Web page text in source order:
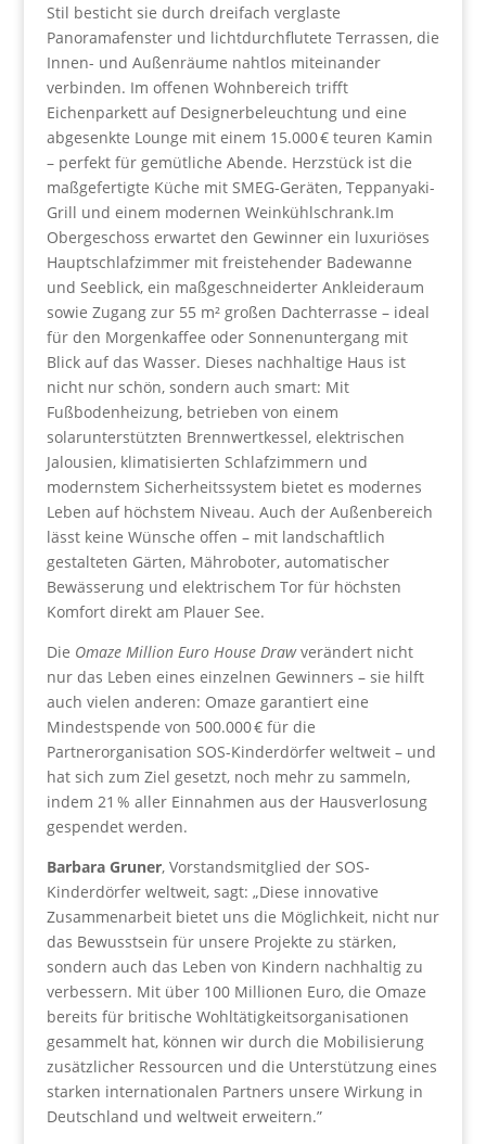
Stil besticht sie durch dreifach verglaste
Panoramafenster und lichtdurchflutete Terrassen, die
Innen- und Außenräume nahtlos miteinander
verbinden. Im offenen Wohnbereich trifft
Eichenparkett auf Designerbeleuchtung und eine
abgesenkte Lounge mit einem 15.000 € teuren Kamin
– perfekt für gemütliche Abende. Herzstück ist die
maßgefertigte Küche mit SMEG-Geräten, Teppanyaki-
Grill und einem modernen Weinkühlschrank.Im
Obergeschoss erwartet den Gewinner ein luxuriöses
Hauptschlafzimmer mit freistehender Badewanne
und Seeblick, ein maßgeschneiderter Ankleideraum
sowie Zugang zur 55 m² großen Dachterrasse – ideal
für den Morgenkaffee oder Sonnenuntergang mit
Blick auf das Wasser. Dieses nachhaltige Haus ist
nicht nur schön, sondern auch smart: Mit
Fußbodenheizung, betrieben von einem
solarunterstützten Brennwertkessel, elektrischen
Jalousien, klimatisierten Schlafzimmern und
modernstem Sicherheitssystem bietet es modernes
Leben auf höchstem Niveau. Auch der Außenbereich
lässt keine Wünsche offen – mit landschaftlich
gestalteten Gärten, Mähroboter, automatischer
Bewässerung und elektrischem Tor für höchsten
Komfort direkt am Plauer See.
Die Omaze Million Euro House Drawverändert nicht
nur das Leben eines einzelnen Gewinners – sie hilft
auch vielen anderen: Omaze garantiert eine
Mindestspende von 500.000 € für die
Partnerorganisation SOS-Kinderdörfer weltweit – und
hat sich zum Ziel gesetzt, noch mehr zu sammeln,
indem 21 % aller Einnahmen aus der Hausverlosung
gespendet werden.
Barbara Gruner, Vorstandsmitglied der SOS-
Kinderdörfer weltweit, sagt: „Diese innovative
Zusammenarbeit bietet uns die Möglichkeit, nicht nur
das Bewusstsein für unsere Projekte zu stärken,
sondern auch das Leben von Kindern nachhaltig zu
verbessern. Mit über 100 Millionen Euro, die Omaze
bereits für britische Wohltätigkeitsorganisationen
gesammelt hat, können wir durch die Mobilisierung
zusätzlicher Ressourcen und die Unterstützung eines
starken internationalen Partners unsere Wirkung in
Deutschland und weltweit erweitern.”